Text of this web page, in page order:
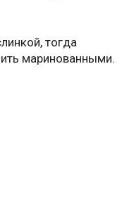
тогда
маринованными.